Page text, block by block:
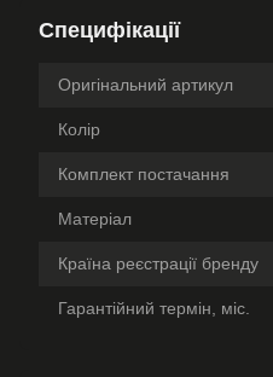
Специфікації
Оригінальний артикул
Колір
Комплект постачання
Матеріал
Країна реєстрації бренду
Гарантійний термін, міс.